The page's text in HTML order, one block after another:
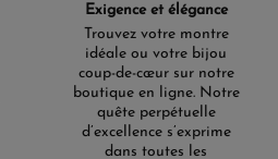
Exigence et élégance
Trouvez votre montre
idéale ou votre bijou
coup-de-cœur sur notre
boutique en ligne. Notre
quête perpétuelle
d’excellence s’exprime
dans toutes les